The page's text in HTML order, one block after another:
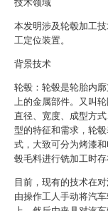
技术领域
本发明涉及轮毂加工
工定位装置。
背景技术
轮毂：轮毂是轮胎内
上的金属部件。又叫
直径、宽度、成型方
型的特征和需求，轮
式，大致可分为烤漆
毂毛料进行铣加工时存
目前，现有的技术在
由操作工人手动将汽